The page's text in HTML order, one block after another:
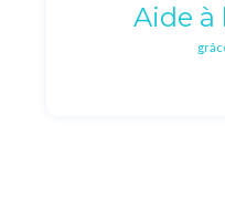
Aide à